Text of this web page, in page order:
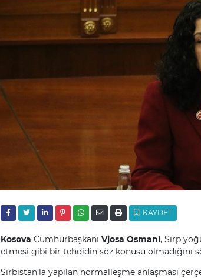
KAYDET
Kosova Cumhurbaşkanı Vjosa Osmani, Sırp
etmesi gibi bir tehdidin söz konusu olmadığını
Sırbistan’la yapılan normalleşme anlaşması